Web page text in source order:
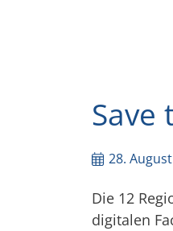
Save
28.
Die 12
digitalen